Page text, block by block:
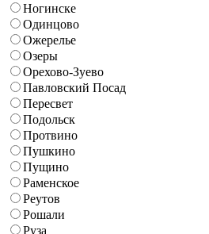
Ногинске
Одинцово
Ожерелье
Озеры
Орехово-Зуево
Павловский Посад
Пересвет
Подольск
Протвино
Пушкино
Пущино
Раменское
Реутов
Рошали
Руза